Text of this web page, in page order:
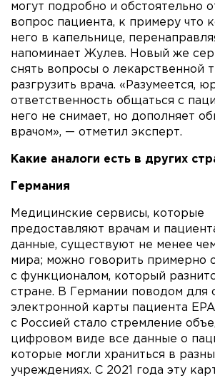
могут подробно и обстоятельно
вопрос пациента, к примеру что
него в капельнице,
напоминает Жулев. Новый же
снять вопросы о лекарственной
разгрузить врача. «Разумеется,
ответственность общаться с
него не снимает, но дополняет
врачом», — отметил эксперт.
Какие аналоги есть в других
Германия
Медицинские сервисы, которые
предоставляют врачам и
данные, существуют не менее
мира; можно говорить примерно
с функционалом, который
стране. В Германии поводом для
электронной карты пациента
с Россией стало стремление
цифровом виде все данные о
которые могли храниться в
учреждениях. С 2021 года эту